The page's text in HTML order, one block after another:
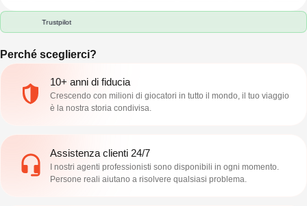
Trustpilot
Perché sceglierci?
10+ anni di fiducia
Crescendo con milioni di giocatori in tutto il mondo, il tuo viaggio
è la nostra storia condivisa.
Assistenza clienti 24/7
I nostri agenti professionisti sono disponibili in ogni momento.
Persone reali aiutano a risolvere qualsiasi problema.